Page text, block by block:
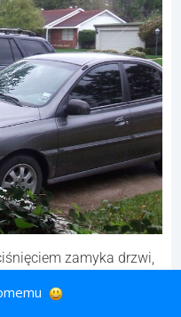
zamyka drzwi,
razy będąc dalej od